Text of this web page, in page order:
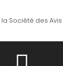
Société des Avis